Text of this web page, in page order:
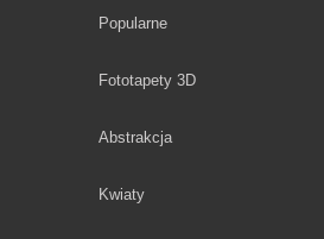
Fototapety
Popularne
Fototapety 3D
Fototapety
Abstrakcja
Fototapety
Kwiaty